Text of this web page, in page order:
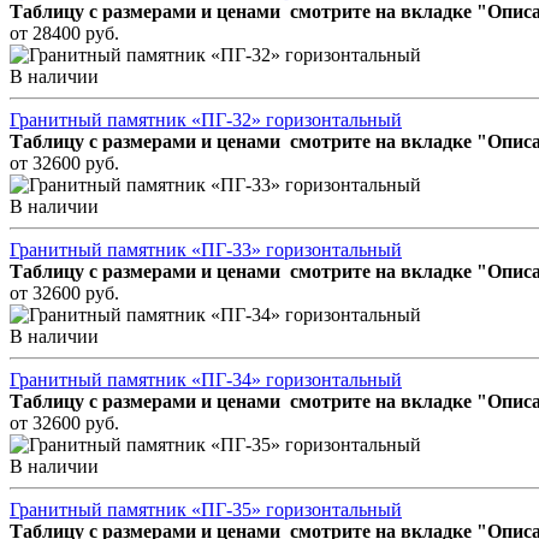
Таблицу с размерами и ценами смотрите на вкладке
от 28400 руб.
В наличии
Гранитный памятник «ПГ-32» горизонтальный
Таблицу с размерами и ценами смотрите на вкладке
от 32600 руб.
В наличии
Гранитный памятник «ПГ-33» горизонтальный
Таблицу с размерами и ценами смотрите на вкладке
от 32600 руб.
В наличии
Гранитный памятник «ПГ-34» горизонтальный
Таблицу с размерами и ценами смотрите на вкладке
от 32600 руб.
В наличии
Гранитный памятник «ПГ-35» горизонтальный
Таблицу с размерами и ценами смотрите на вкладке